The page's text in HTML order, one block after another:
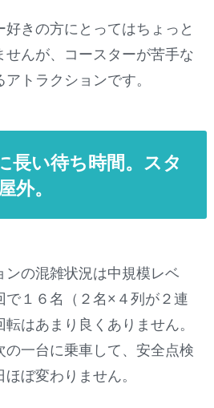
きの方にとってはちょっと
んが、コースターが苦手な
トラクションです。
長い待ち時間。スタ
外。
ンの混雑状況は中規模レベ
で１６名（２名×４列が２連
はあまり良くありません。
の一台に乗車して、安全点検
ぼ変わりません。